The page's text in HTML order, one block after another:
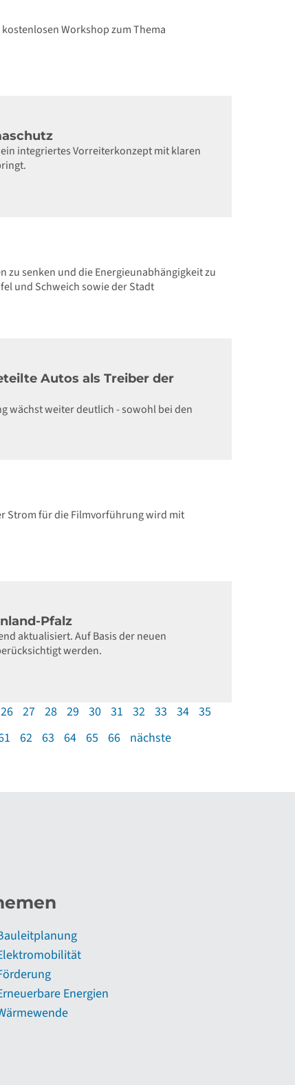
Workshop zum Thema
integriertes Vorreiterkonzept mit klaren
senken und die Energieunabhängigkeit zu
und Schweich sowie der Stadt
Autos als Treiber der
wächst weiter deutlich - sowohl bei den
Strom für die Filmvorführung wird mit
Pfalz
aktualisiert. Auf Basis der neuen
werden.
26 27 28 29 30 31 32 33 34 35
62 63 64 65 66 nächste
Energien